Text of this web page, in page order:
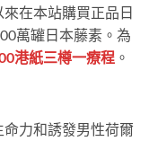
在本站購買正品日
萬罐日本藤素。為
港紙三樽一療程 。
力和誘發男性荷爾